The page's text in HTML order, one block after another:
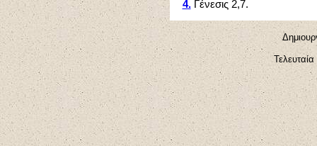
4.Γένεσις 2,7.